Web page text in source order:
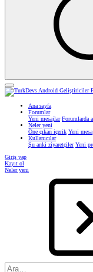
Ana sayfa
Forumlar
Yeni mesajlar Forumlarda
Neler yeni
Öne çıkan içerik Yeni
Kullanıcılar
Şu anki ziyaretçiler Yeni
Giriş yap
Kayıt ol
Neler yeni